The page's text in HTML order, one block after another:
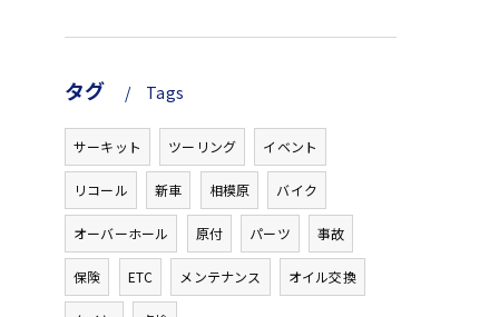
タグ Tags
サーキット ツーリング イベント
リコール 新車 相模原 バイク
オーバーホール 原付 パーツ 事故
保険 ETC メンテナンス オイル交換